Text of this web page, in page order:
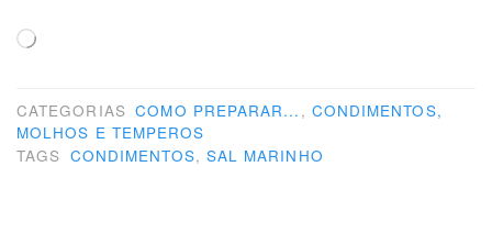
Carregando...
CATEGORIAS COMO PREPARAR... , CONDIMENTOS,
MOLHOS E TEMPEROS
TAGS CONDIMENTOS, SAL MARINHO